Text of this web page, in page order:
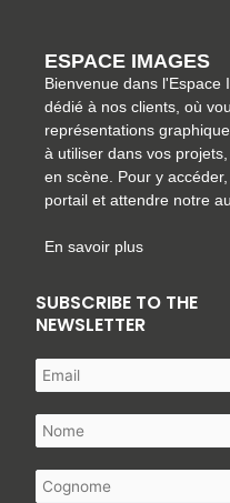
ESPACE IMAGES
Bienvenue dans l'Espace
dédié à nos clients, où
représentations
à utiliser dans vos
en scène. Pour y
portail et attendre notre
En savoir plus
SUBSCRIBE TO THE
NEWSLETTER